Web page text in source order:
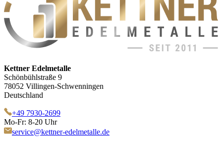
Kettner Edelmetalle
Schönbühlstraße 9
78052 Villingen-Schwenningen
Deutschland
+49 7930-2699
Mo-Fr: 8-20 Uhr
service@kettner-edelmetalle.de